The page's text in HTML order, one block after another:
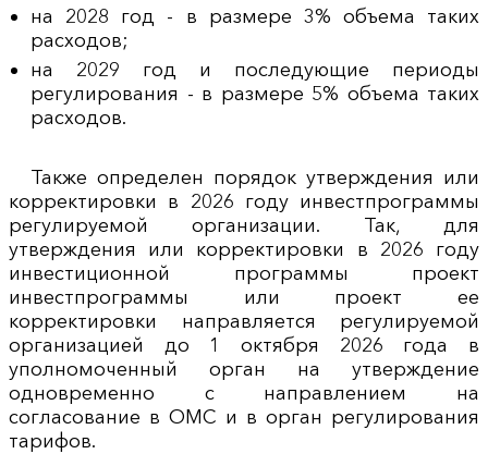
на 2028 год - в размере 3% объема таких
расходов;
на 2029 год и последующие периоды
регулирования - в размере 5% объема таких
расходов.
Также определен порядок утверждения или
корректировки в 2026 году инвестпрограммы
регулируемой организации. Так, для
утверждения или корректировки в 2026 году
инвестиционной программы проект
инвестпрограммы или проект ее
корректировки направляется регулируемой
организацией до 1 октября 2026 года в
уполномоченный орган на утверждение
одновременно с направлением на
согласование в ОМС и в орган регулирования
тарифов.